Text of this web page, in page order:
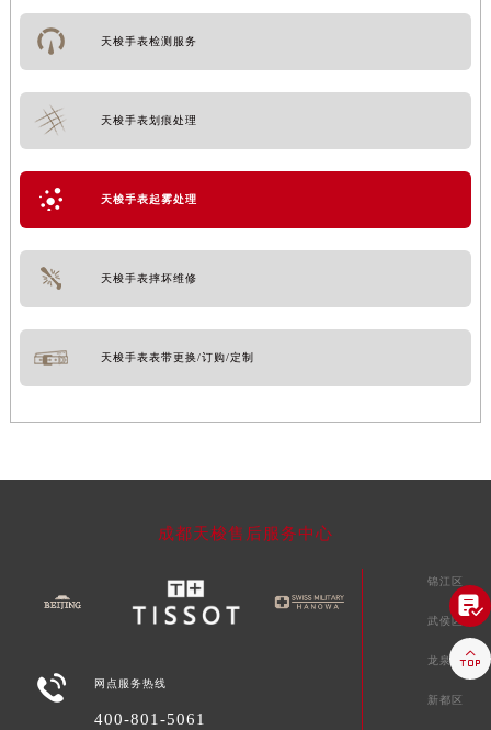
天梭手表检测服务
天梭手表划痕处理
天梭手表起雾处理
天梭手表摔坏维修
天梭手表表带更换/订购/定制
成都天梭售后服务中心
 网点服务热线
400-801-5061
锦江区
武侯区
龙泉驿区
新都区

